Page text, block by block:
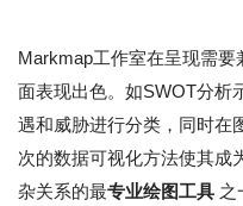
Markmap工作室在呈现需
面表现出色。如SWOT分析
遇和威胁进行分类，同时在
次的数据可视化方法使其成
杂关系的最专业绘图工具 之